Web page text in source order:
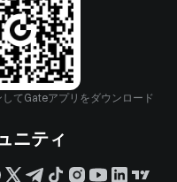
してGateアプリをダウンロード
ニティ